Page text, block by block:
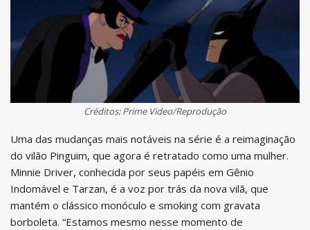
Créditos: Prime Video/Reprodução
Uma das mudanças mais notáveis na série é a reimaginação
do vilão Pinguim, que agora é retratado como uma mulher.
Minnie Driver, conhecida por seus papéis em Gênio
Indomável e Tarzan, é a voz por trás da nova vilã, que
mantém o clássico monóculo e smoking com gravata
borboleta. “Estamos mesmo nesse momento de